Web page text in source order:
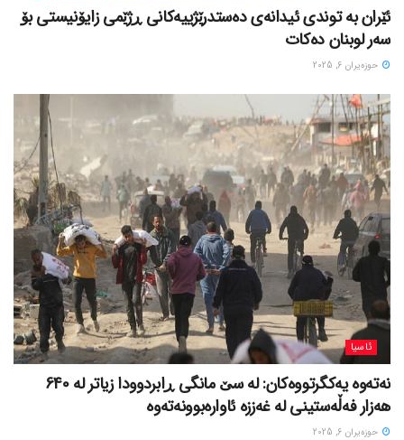
ئێران بە توندی ئیدانەی دەستدرێژییەکانی ڕژێمی زایۆنیستی بۆ
سەر لوبنان دەکات
حوزه‌یران 6, 2025
ئاسیا
نەتەوە یەکگرتووەکان: لە سێ مانگی ڕابردوودا زیاتر لە 640
هەزار فەڵەستینی لە غەززە ئاوارەبوونەتەوە
حوزه‌یران 6, 2025